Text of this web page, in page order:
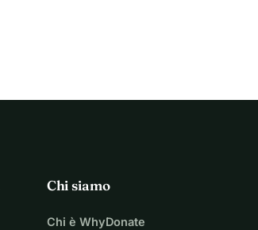
Chi siamo
Chi è WhyDonate